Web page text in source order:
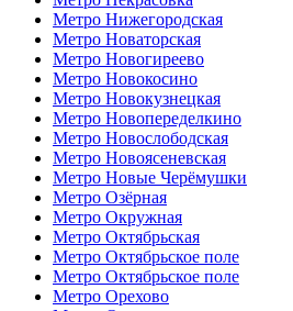
Метро Нижегородская
Метро Новаторская
Метро Новогиреево
Метро Новокосино
Метро Новокузнецкая
Метро Новопеределкино
Метро Новослободская
Метро Новоясеневская
Метро Новые Черёмушки
Метро Озёрная
Метро Окружная
Метро Октябрьская
Метро Октябрьское поле
Метро Октябрьское поле
Метро Орехово